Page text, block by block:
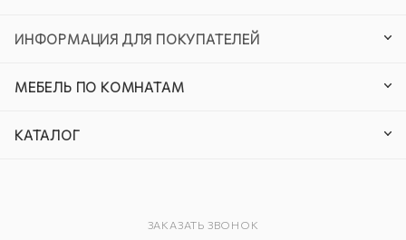
ИНФОРМАЦИЯ ДЛЯ ПОКУПАТЕЛЕЙ
МЕБЕЛЬ ПО КОМНАТАМ
КАТАЛОГ
ЗАКАЗАТЬ ЗВОНОК